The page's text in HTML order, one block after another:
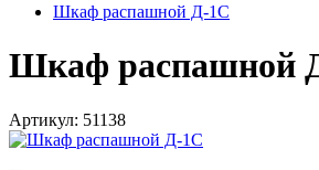
Шкаф распашной Д-1С
Шкаф распашной
Артикул: 51138